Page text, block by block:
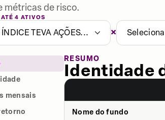
métricas de risco.
4 ATIVOS
TEVA AÇÕES... ×
mensais
RESUMO
Identidade
Nome do fundo